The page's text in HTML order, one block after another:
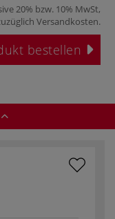
20% bzw. 10% MwSt,
Versandkosten.
bestellen